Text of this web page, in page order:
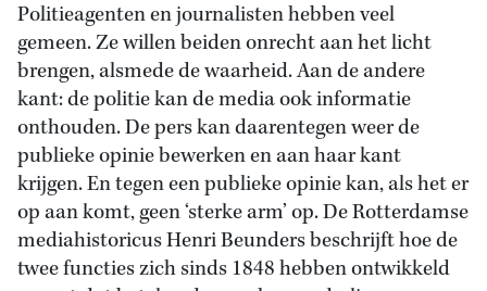
Politieagenten en journalisten hebben veel
gemeen. Ze willen beiden onrecht aan het licht
brengen, alsmede de waarheid. Aan de andere
kant: de politie kan de media ook informatie
onthouden. De pers kan daarentegen weer de
publieke opinie bewerken en aan haar kant
krijgen. En tegen een publieke opinie kan, als het er
op aan komt, geen ‘sterke arm’ op. De Rotterdamse
mediahistoricus Henri Beunders beschrijft hoe de
twee functies zich sinds 1848 hebben ontwikkeld